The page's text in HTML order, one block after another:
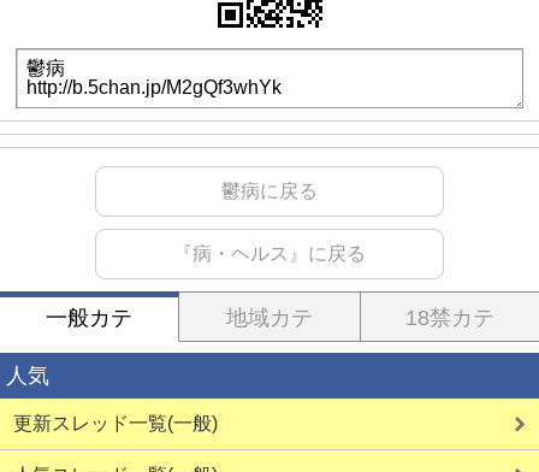
鬱病に戻る
『病・ヘルス』に戻る
一般カテ 地域カテ 18禁カテ
人気
更新スレッド一覧(一般)